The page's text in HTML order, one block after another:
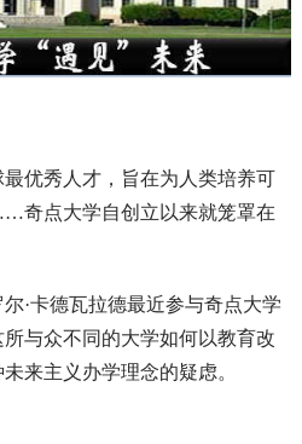
优秀人才，旨在为人类培养可
奇点大学自创立以来就笼罩在
·卡德瓦拉德最近参与奇点大学
与众不同的大学如何以教育改
来主义办学理念的疑虑。